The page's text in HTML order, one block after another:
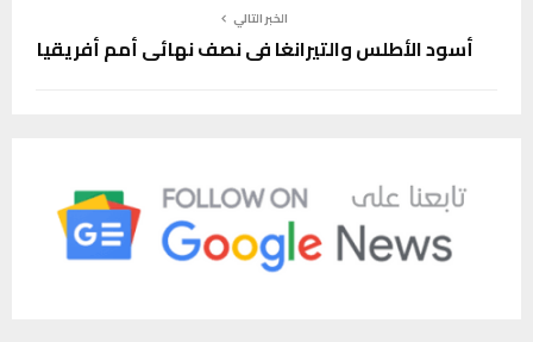
الخبر التالي
أسود الأطلس والتيرانغا في نصف نهائي أمم أفريقيا